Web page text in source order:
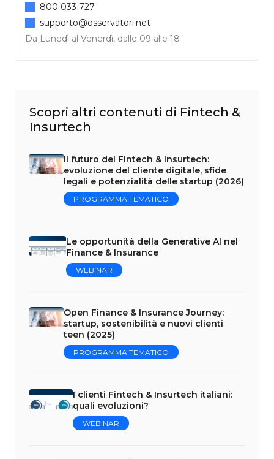
Da Lunedì al Venerdì, dalle 09 alle 18
800 033 727
supporto@osservatori.net
Scopri altri contenuti di Fintech &
Insurtech
Il futuro del Fintech & Insurtech:
evoluzione del cliente digitale, sfide
legali e potenzialità delle startup (2026)
PROGRAMMA TEMATICO
Le opportunità della Generative AI nel
Finance & Insurance
WEBINAR
Open Finance & Insurance Journey:
startup, sostenibilità e nuovi clienti
teen (2025)
PROGRAMMA TEMATICO
I clienti Fintech & Insurtech italiani:
quali evoluzioni?
WEBINAR